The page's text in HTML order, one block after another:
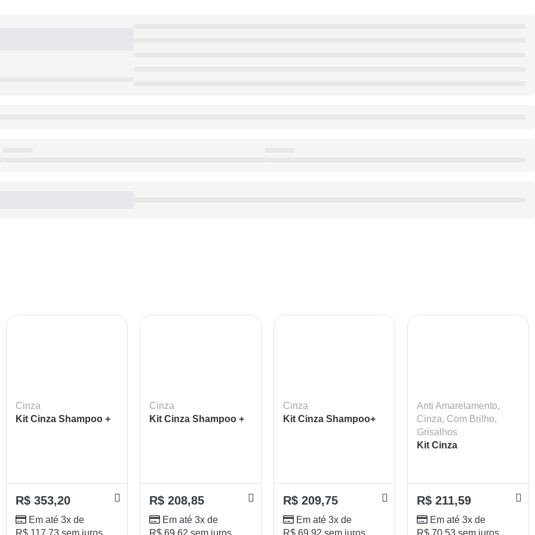
Cinza
Kit Cinza Shampoo +
R$ 353,20
Em até 3x de
Cinza
Kit Cinza Shampoo +
R$ 208,85
Em até 3x de
Cinza
Kit Cinza Shampoo+
R$ 209,75
Em até 3x de
Anti Amarelamento,
Cinza, Com Brilho,
Grisalhos
Kit Cinza
R$ 211,59
Em até 3x de